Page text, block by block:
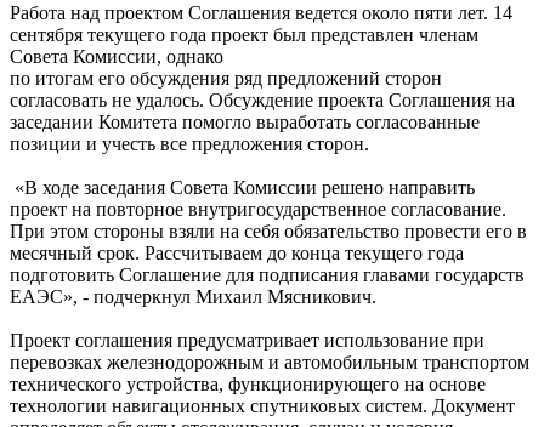
Работа над проектом Соглашения ведется около пяти лет. 14
сентября текущего года проект был представлен членам
Совета Комиссии, однако
по итогам его обсуждения ряд предложений сторон
согласовать не удалось. Обсуждение проекта Соглашения на
заседании Комитета помогло выработать согласованные
позиции и учесть все предложения сторон.
«В ходе заседания Совета Комиссии решено направить
проект на повторное внутригосударственное согласование.
При этом стороны взяли на себя обязательство провести его в
месячный срок. Рассчитываем до конца текущего года
подготовить Соглашение для подписания главами государств
ЕАЭС», - подчеркнул Михаил Мясникович.
Проект соглашения предусматривает использование при
перевозках железнодорожным и автомобильным транспортом
технического устройства, функционирующего на основе
технологии навигационных спутниковых систем. Документ